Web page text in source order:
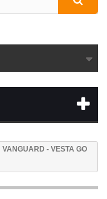
VANGUARD - VESTA GO